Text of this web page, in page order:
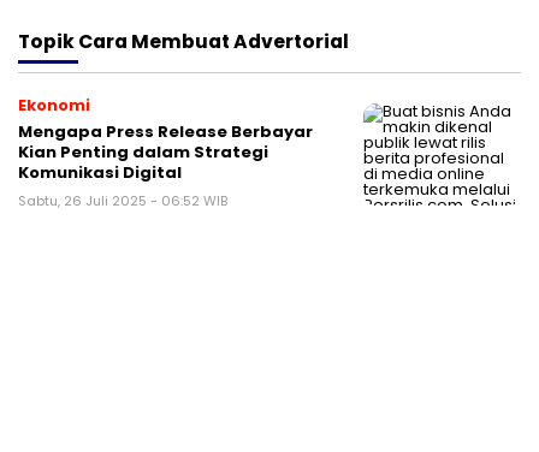
TopikCara Membuat Advertorial
Ekonomi
Mengapa Press Release Berbayar
Kian Penting dalam Strategi
Komunikasi Digital
Sabtu, 26 Juli 2025 - 06:52 WIB